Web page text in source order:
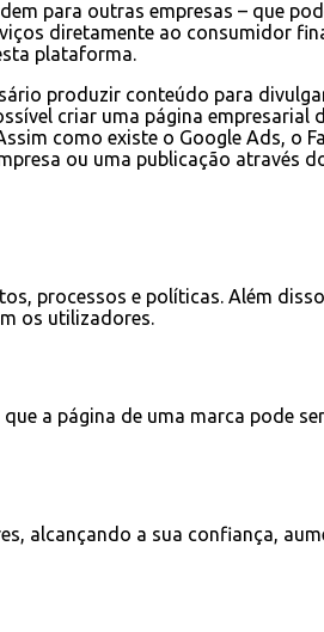
para outras empresas – que
diretamente ao consumidor
plataforma.
produzir conteúdo para
criar uma página empresarial
como existe o Google Ads, o
ou uma publicação através
processos e políticas. Além
os utilizadores.
a página de uma marca pode
alcançando a sua confiança,